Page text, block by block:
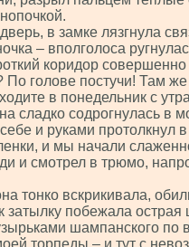
в замке лязгнула
– вполголоса
коридор
По голове постучи! Там
в понедельник с
сладко содрогнулась в
и руками протолкнул
и мы начали
и смотрел в трюмо,
тонко вскрикивала,
затылку побежала
шампанского по
торпеды – и тут с